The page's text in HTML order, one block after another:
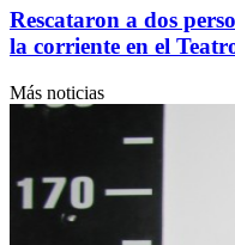
Rescataron a dos
la corriente en el
Más noticias